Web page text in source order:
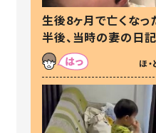
生後8ヶ月で亡くな
半後、当時の妻の日
た本音とは
ほ